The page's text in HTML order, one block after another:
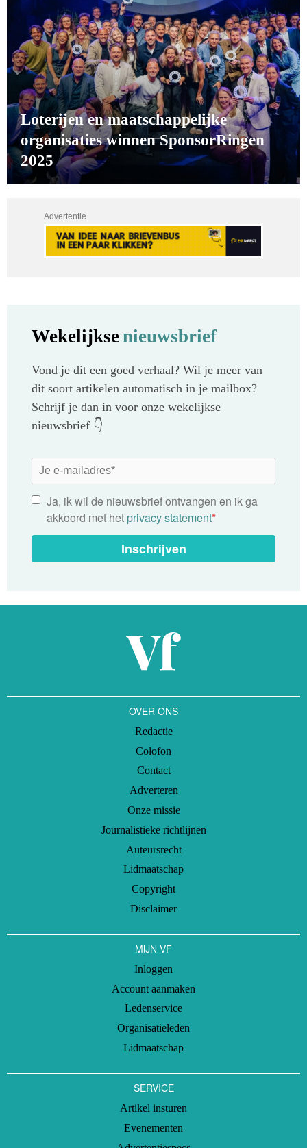
Loterijen en maatschappelijke
organisaties winnen SponsorRingen
2025
Advertentie
Wekelijksenieuwsbrief
Vond je dit een goed verhaal? Wil je meer van
dit soort artikelen automatisch in je mailbox?
Schrijf je dan in voor onze wekelijkse
nieuwsbrief 👇
Ja, ik wil de nieuwsbrief ontvangen en ik ga
akkoord met het privacy statement*
Inschrijven
OVER ONS
Redactie
Colofon
Contact
Adverteren
Onze missie
Journalistieke richtlijnen
Auteursrecht
Lidmaatschap
Copyright
Disclaimer
MIJN VF
Inloggen
Account aanmaken
Ledenservice
Organisatieleden
Lidmaatschap
SERVICE
Artikel insturen
Evenementen